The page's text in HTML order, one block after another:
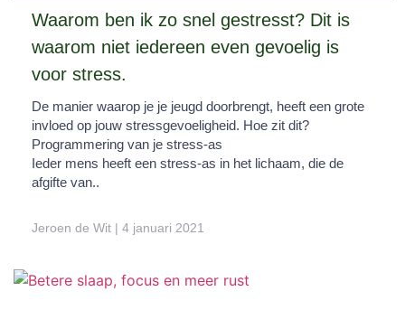
Waarom ben ik zo snel gestresst? Dit is
waarom niet iedereen even gevoelig is
voor stress.
De manier waarop je je jeugd doorbrengt, heeft een grote
invloed op jouw stressgevoeligheid. Hoe zit dit?
Programmering van je stress-as
Ieder mens heeft een stress-as in het lichaam, die de
afgifte van..
Jeroen de Wit 4 januari 2021